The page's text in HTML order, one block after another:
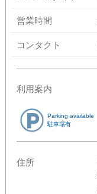
営業時間
コンタクト
利用案内
Parking available
駐車場有
住所